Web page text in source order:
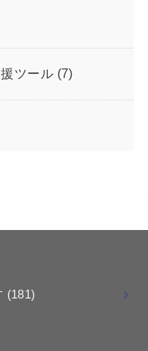
ツール (7)
(181)